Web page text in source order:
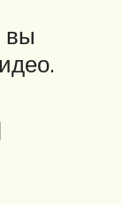
вы